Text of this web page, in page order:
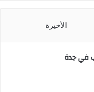
الأخيرة
في جدة